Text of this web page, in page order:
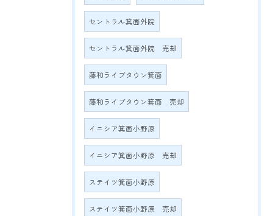
セントラル箕面外院
セントラル箕面外院 売却
藤和ライブタウン箕面
藤和ライブタウン箕面 売却
イニシア箕面小野原
イニシア箕面小野原 売却
ステイツ箕面小野原
ステイツ箕面小野原 売却